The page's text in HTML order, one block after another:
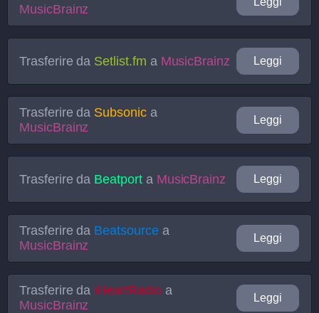
MusicBrainz
Trasferire da Setlist.fm a MusicBrainz Leggi
Trasferire da Subsonica
MusicBrainz
Leggi
Trasferire da Beatporta MusicBrainz Leggi
Trasferire da Beatsourcea
MusicBrainz
Leggi
Trasferire da iHeartRadioa
MusicBrainz
Leggi